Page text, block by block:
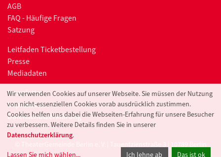
AGB
FAQ - Häufige Fragen
Satzung
Leitfaden Ticketbestellung
Presse
Mediadaten
Newsletter
Impressum
Datenschutzerklärung
Wir verwenden Cookies auf unserer Webseite. Sie müssen der Nutzung
von nicht-essenziellen Cookies vorab ausdrücklich zustimmen.
Cookies helfen uns dabei die Webseiten-Erfahrung für unsere Besucher
zu verbessern. Weitere Details finden Sie in unserer
Datenschutzerklärung.
Lassen Sie mich wählen... Ich lehne ab Das ist ok